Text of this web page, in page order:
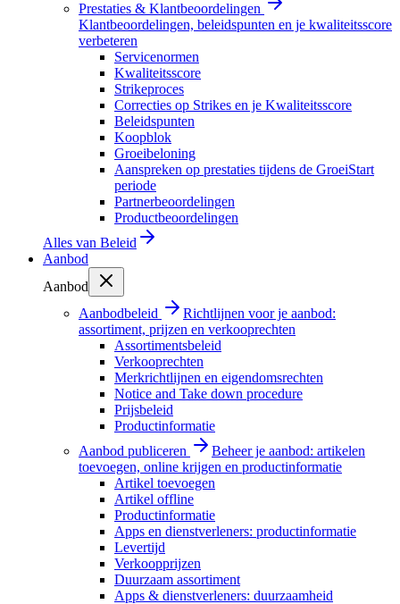
Prestaties & Klantbeoordelingen
Klantbeoordelingen, beleidspunten en je kwaliteitsscore
verbeteren
Servicenormen
Kwaliteitsscore
Strikeproces
Correcties op Strikes en je Kwaliteitsscore
Beleidspunten
Koopblok
Groeibeloning
Aanspreken op prestaties tijdens de GroeiStart
periode
Partnerbeoordelingen
Productbeoordelingen
Alles van Beleid
Aanbod
Aanbod
Aanbodbeleid
Richtlijnen voor je aanbod:
assortiment, prijzen en verkooprechten
Assortimentsbeleid
Verkooprechten
Merkrichtlijnen en eigendomsrechten
Notice and Take down procedure
Prijsbeleid
Productinformatie
Aanbod publiceren
Beheer je aanbod: artikelen
toevoegen, online krijgen en productinformatie
Artikel toevoegen
Artikel offline
Productinformatie
Apps en dienstverleners: productinformatie
Levertijd
Verkoopprijzen
Duurzaam assortiment
Apps & dienstverleners: duurzaamheid